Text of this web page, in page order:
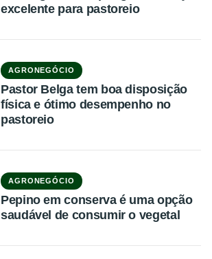
excelente para pastoreio
AGRONEGÓCIO
Pastor Belga tem boa disposição
física e ótimo desempenho no
pastoreio
AGRONEGÓCIO
Pepino em conserva é uma opção
saudável de consumir o vegetal